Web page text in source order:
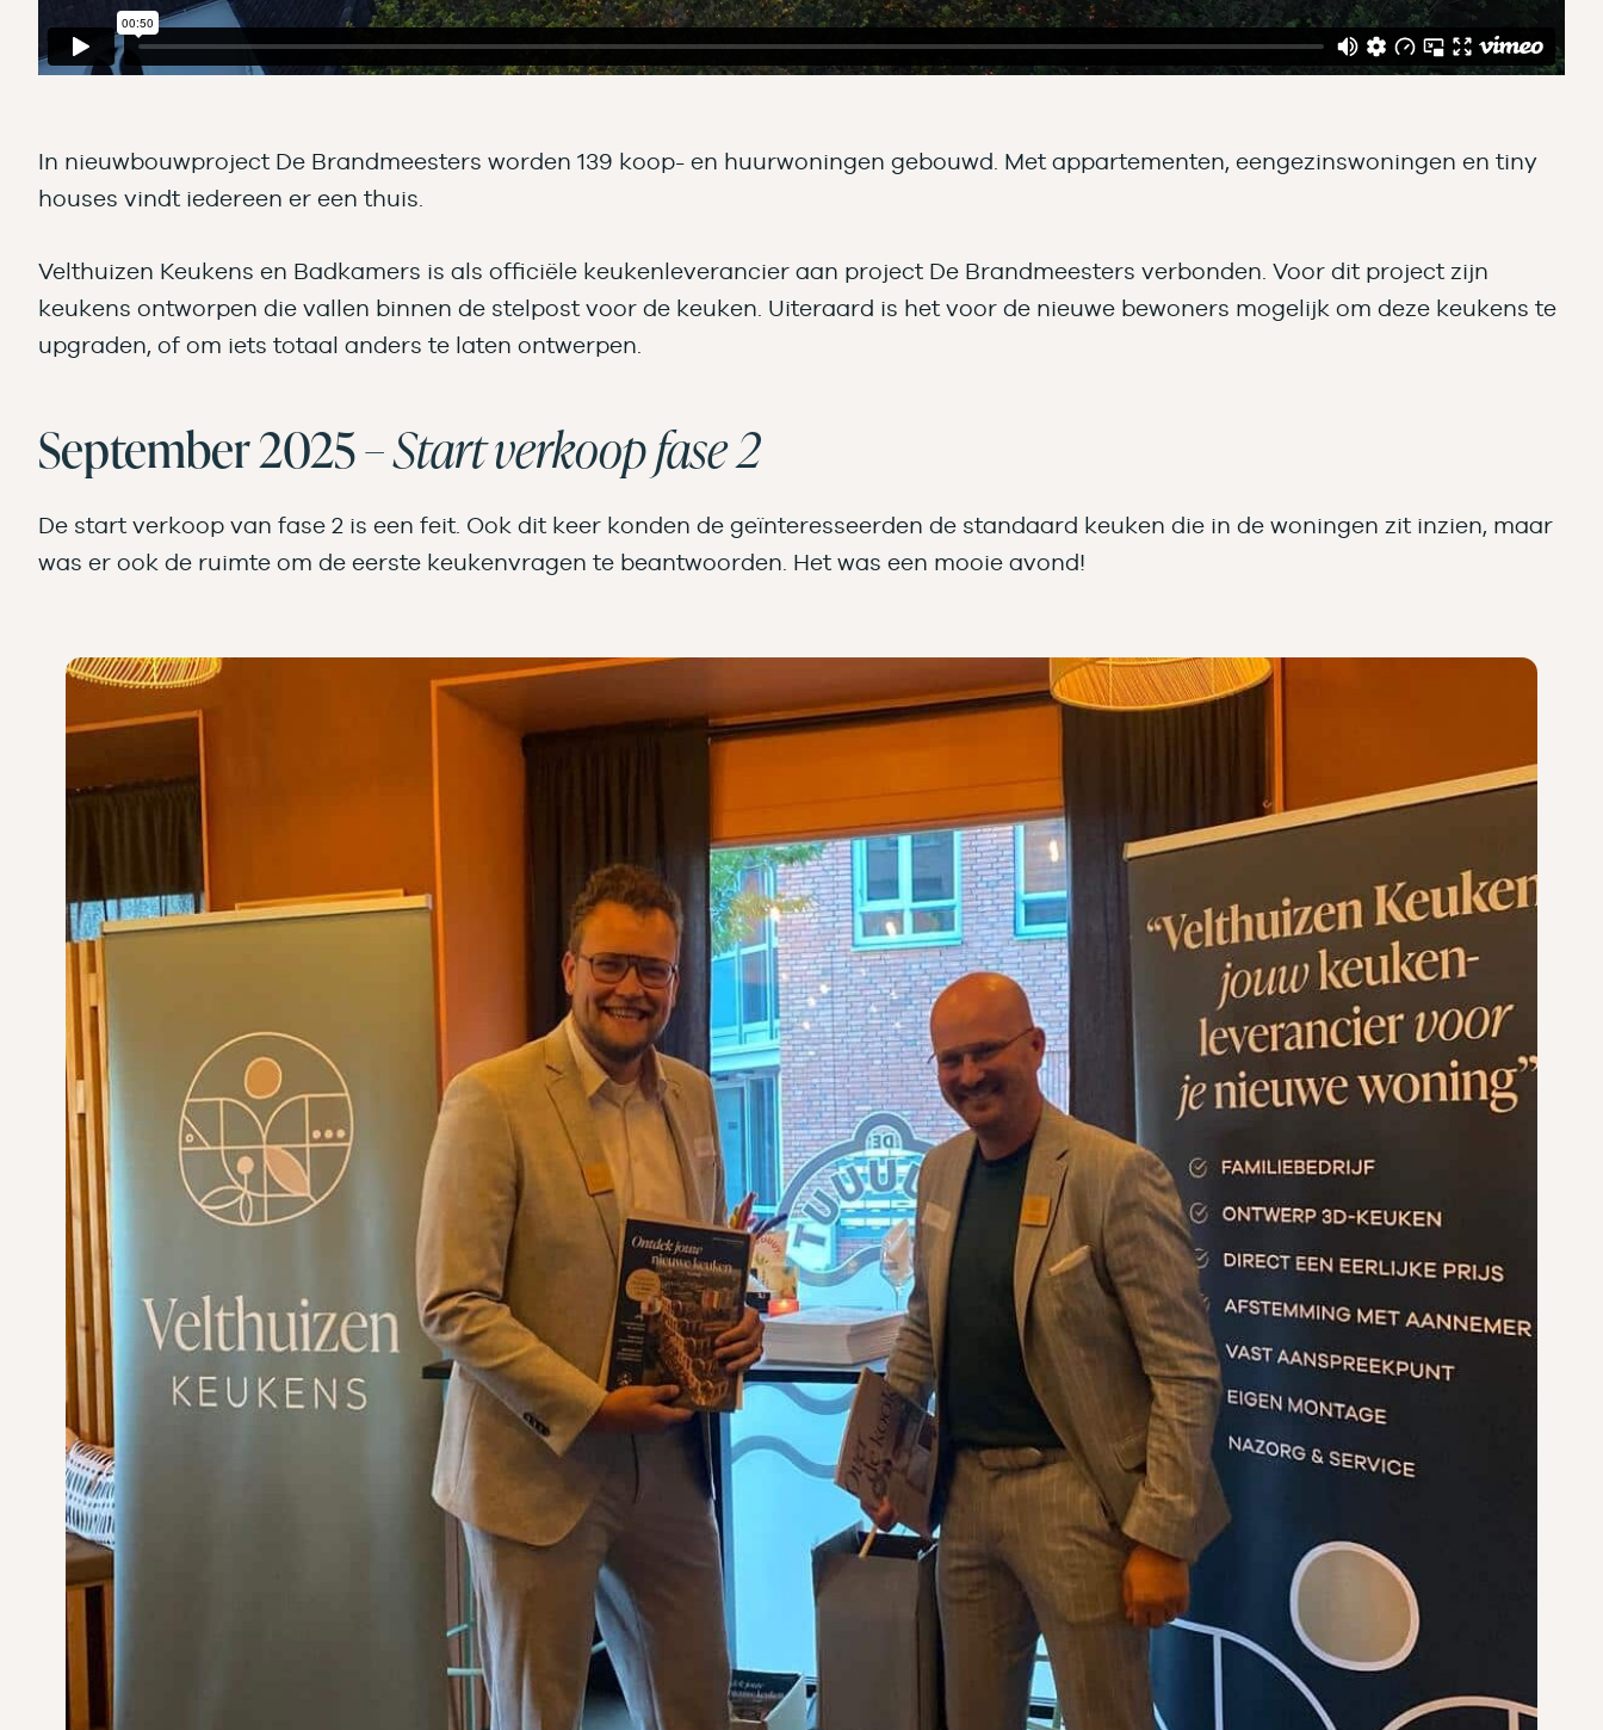
In nieuwbouwproject De Brandmeesters worden 139 koop- en huurwoningen gebouwd. Met appartementen, eengezinswoningen en tiny
houses vindt iedereen er een thuis.
Velthuizen Keukens en Badkamers is als officiële keukenleverancier aan project De Brandmeesters verbonden. Voor dit project zijn
keukens ontworpen die vallen binnen de stelpost voor de keuken. Uiteraard is het voor de nieuwe bewoners mogelijk om deze keukens te
upgraden, of om iets totaal anders te laten ontwerpen.
September 2025 –Start verkoop fase 2
De start verkoop van fase 2 is een feit. Ook dit keer konden de geïnteresseerden de standaard keuken die in de woningen zit inzien, maar
was er ook de ruimte om de eerste keukenvragen te beantwoorden. Het was een mooie avond!